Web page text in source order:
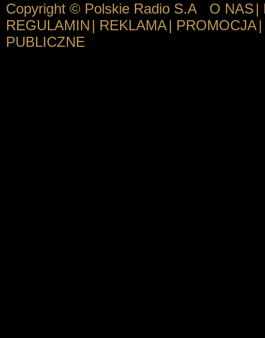
Copyright © Polskie Radio S.A O NAS |
REGULAMIN | REKLAMA | PROMOCJA |
PUBLICZNE